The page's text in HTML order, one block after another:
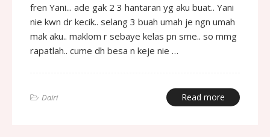
fren Yani... ade gak 2 3 hantaran yg aku buat.. Yani
nie kwn dr kecik.. selang 3 buah umah je ngn umah
mak aku.. maklom r sebaye kelas pn sme.. so mmg
rapatlah.. cume dh besa n keje nie …
Dairi Read more